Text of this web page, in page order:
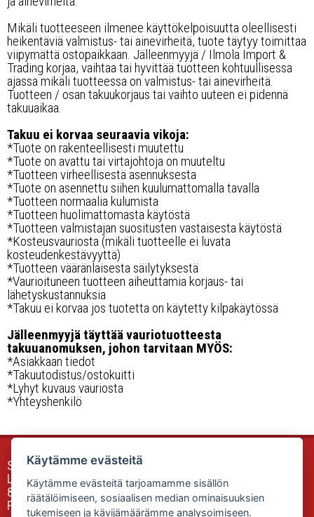
Mikäli tuotteeseen ilmenee käyttökelpoisuutta oleellisesti
heikentäviä valmistus- tai ainevirheitä, tuote täytyy toimittaa
viipymättä ostopaikkaan. Jälleenmyyjä / Ilmola Import &
Trading korjaa, vaihtaa tai hyvittää tuotteen kohtuullisessa
ajassa mikäli tuotteessa on valmistus- tai ainevirheitä.
Tuotteen / osan takuukorjaus tai vaihto uuteen ei pidennä
takuuaikaa.
Takuu ei korvaa seuraavia vikoja:
*Tuote on rakenteellisesti muutettu
*Tuote on avattu tai virtajohtoja on muuteltu
*Tuotteen virheellisestä asennuksesta
*Tuote on asennettu siihen kuulumattomalla tavalla
*Tuotteen normaalia kulumista
*Tuotteen huolimattomasta käytöstä
*Tuotteen valmistajan suositusten vastaisesta käytöstä
*Kosteusvauriosta (mikäli tuotteelle ei luvata
kosteudenkestävyyttä)
*Tuotteen vääränlaisesta säilytyksestä
*Vaurioituneen tuotteen aiheuttamia korjaus- tai
lähetyskustannuksia
*Takuu ei korvaa jos tuotetta on käytetty kilpakäytössä
Jälleenmyyjä täyttää vauriotuotteesta
takuuanomuksen, johon tarvitaan MYÖS:
*Asiakkaan tiedot
*Takuutodistus/ostokuitti
*Lyhyt kuvaus vauriosta
*Yhteyshenkilö
Sunfox Accessories & Equipment
Luokkalankuja 2
85340 SIEVI
Finland
Käytämme evästeitä
Käytämme evästeitä tarjoamamme sisällön
räätälöimiseen, sosiaalisen median ominaisuuksien
tukemiseen ja kävijämäärämme analysoimiseen.